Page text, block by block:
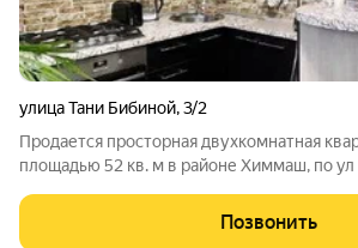
улица Тани Бибиной,3/2
Продается просторная двухкомнатная
площадью 52 кв. м в районе Химмаш, по
качественным современным ремонтом. В
выполнена практичная отделка: натяжные
Позвонить